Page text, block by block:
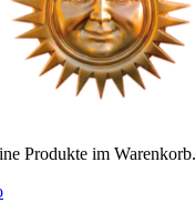
Produkte im Warenkorb.